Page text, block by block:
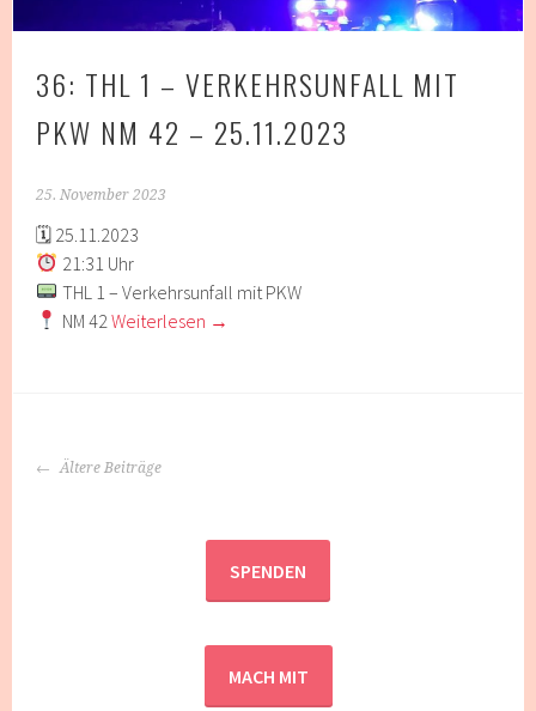
36: THL 1 – VERKEHRSUNFALL MIT
PKW NM 42 – 25.11.2023
25. November 2023
🗓 25.11.2023
21:31 Uhr
THL 1 – Verkehrsunfall mit PKW
NM 42 Weiterlesen →
BEITRAGS-
Ältere Beiträge
SPENDEN
MACH MIT